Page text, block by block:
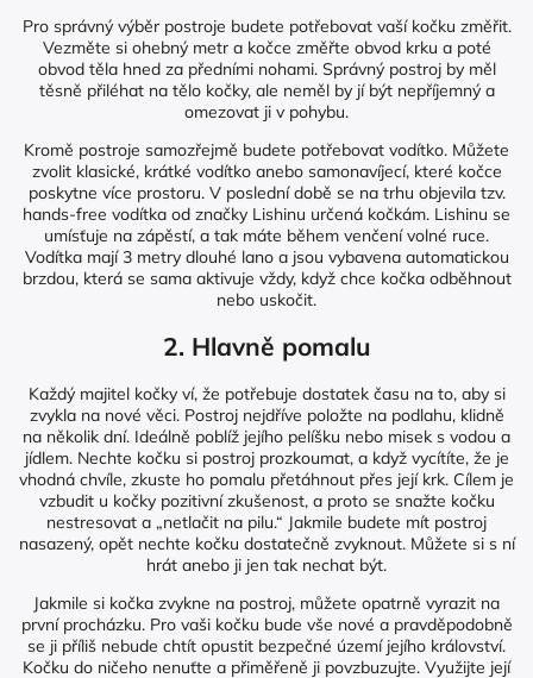
Pro správný výběr postroje budete potřebovat vaší kočku změřit.
Vezměte si ohebný metr a kočce změřte obvod krku a poté
obvod těla hned za předními nohami. Správný postroj by měl
těsně přiléhat na tělo kočky, ale neměl by jí být nepříjemný a
omezovat ji v pohybu.
Kromě postroje samozřejmě budete potřebovat vodítko. Můžete
zvolit klasické, krátké vodítko anebo samonavíjecí, které kočce
poskytne více prostoru. V poslední době se na trhu objevila tzv.
hands-free vodítka od značky Lishinu určená kočkám. Lishinu se
umísťuje na zápěstí, a tak máte během venčení volné ruce.
Vodítka mají 3 metry dlouhé lano a jsou vybavena automatickou
brzdou, která se sama aktivuje vždy, když chce kočka odběhnout
nebo uskočit.
2. Hlavně pomalu
Každý majitel kočky ví, že potřebuje dostatek času na to, aby si
zvykla na nové věci. Postroj nejdříve položte na podlahu, klidně
na několik dní. Ideálně poblíž jejího pelíšku nebo misek s vodou a
jídlem. Nechte kočku si postroj prozkoumat, a když vycítíte, že je
vhodná chvíle, zkuste ho pomalu přetáhnout přes její krk. Cílem je
vzbudit u kočky pozitivní zkušenost, a proto se snažte kočku
nestresovat a „netlačit na pilu.“ Jakmile budete mít postroj
nasazený, opět nechte kočku dostatečně zvyknout. Můžete si s ní
hrát anebo ji jen tak nechat být.
Jakmile si kočka zvykne na postroj, můžete opatrně vyrazit na
první procházku. Pro vaši kočku bude vše nové a pravděpodobně
se ji příliš nebude chtít opustit bezpečné území jejího království.
Kočku do ničeho nenuťte a přiměřeně ji povzbuzujte. Využijte její